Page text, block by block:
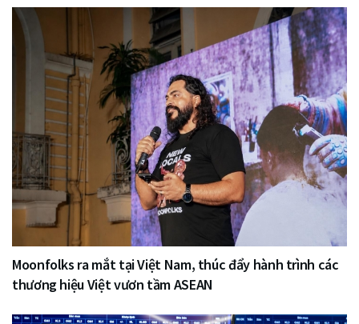
Moonfolks ra mắt tại Việt Nam, thúc đẩy hành trình các
thương hiệu Việt vươn tầm ASEAN